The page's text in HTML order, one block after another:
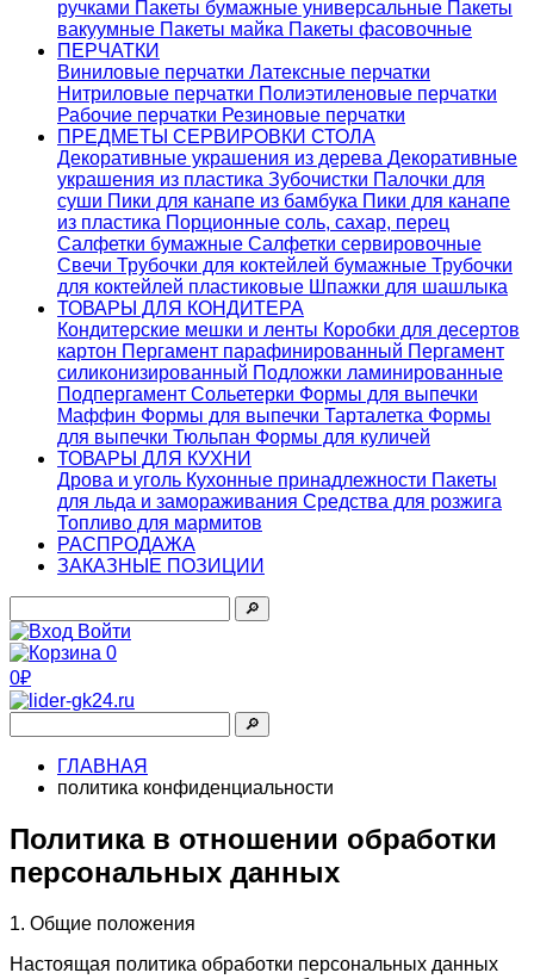
ручками Пакеты бумажные универсальные Пакеты
вакуумные Пакеты майка Пакеты фасовочные
ПЕРЧАТКИ
Виниловые перчатки Латексные перчатки
Нитриловые перчатки Полиэтиленовые перчатки
Рабочие перчатки Резиновые перчатки
ПРЕДМЕТЫ СЕРВИРОВКИ СТОЛА
Декоративные украшения из дерева Декоративные
украшения из пластика Зубочистки Палочки для
суши Пики для канапе из бамбука Пики для канапе
из пластика Порционные соль, сахар, перец
Салфетки бумажные Салфетки сервировочные
Свечи Трубочки для коктейлей бумажные Трубочки
для коктейлей пластиковые Шпажки для шашлыка
ТОВАРЫ ДЛЯ КОНДИТЕРА
Кондитерские мешки и ленты Коробки для десертов
картон Пергамент парафинированный Пергамент
силиконизированный Подложки ламинированные
Подпергамент Сольетерки Формы для выпечки
Маффин Формы для выпечки Тарталетка Формы
для выпечки Тюльпан Формы для куличей
ТОВАРЫ ДЛЯ КУХНИ
Дрова и уголь Кухонные принадлежности Пакеты
для льда и замораживания Средства для розжига
Топливо для мармитов
РАСПРОДАЖА
ЗАКАЗНЫЕ ПОЗИЦИИ
🔎︎
Войти
0
0₽
🔎︎
ГЛАВНАЯ
политика конфиденциальности
Политика в отношении обработки
персональных данных
1. Общие положения
Настоящая политика обработки персональных данных